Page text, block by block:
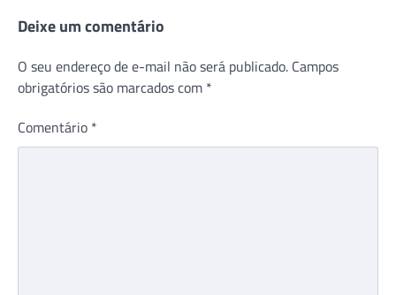
Deixe um comentário
O seu endereço de e-mail não será publicado. Campos
obrigatórios são marcados com *
Comentário *